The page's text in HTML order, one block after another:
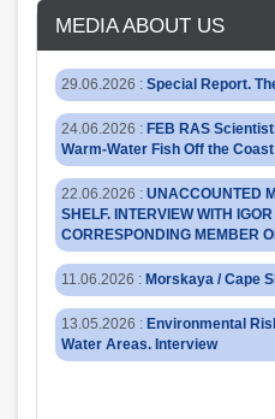
MEDIA ABOUT US
29.06.2026 : Special Report.
24.06.2026 : FEB RAS
Warm-Water Fish Off the
22.06.2026 : UNACCOUNTED
SHELF. INTERVIEW WITH
CORRESPONDING MEMBER
11.06.2026 : Morskaya / Cape
13.05.2026 : Environmental
Water Areas. Interview